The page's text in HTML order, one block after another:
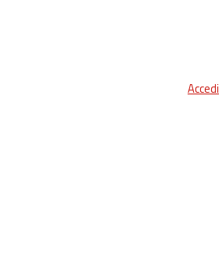
Accedi